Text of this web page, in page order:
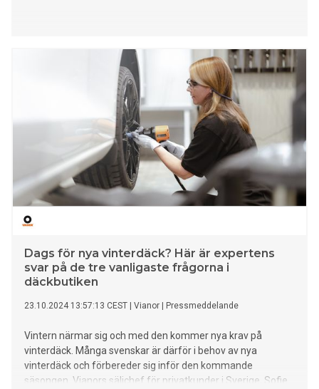
Dags för nya vinterdäck? Här är expertens
svar på de tre vanligaste frågorna i
däckbutiken
23.10.2024 13:57:13 CEST Vianor Pressmeddelande
Vintern närmar sig och med den kommer nya krav på
vinterdäck. Många svenskar är därför i behov av nya
vinterdäck och förbereder sig inför den kommande
säsongen. Vianors säljchef för privatkunder i Sverige, Sofie